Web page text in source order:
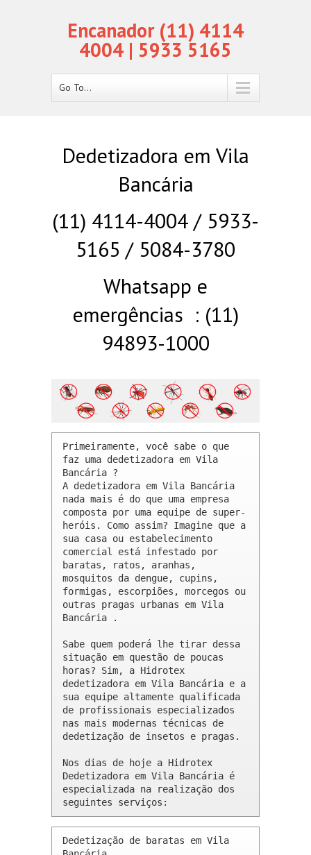
Encanador (11) 4114
4004 | 5933 5165
Go To...
Dedetizadora em Vila
Bancária
(11) 4114-4004 / 5933-
5165 / 5084-3780
Whatsapp e
emergências : (11)
94893-1000
Primeiramente, você sabe o que
faz uma dedetizadora em Vila
Bancária ?
A dedetizadora em Vila Bancária
nada mais é do que uma empresa
composta por uma equipe de super-
heróis. Como assim? Imagine que a
sua casa ou estabelecimento
comercial está infestado por
baratas, ratos, aranhas,
mosquitos da dengue, cupins,
formigas, escorpiões, morcegos ou
outras pragas urbanas em Vila
Bancária .
Sabe quem poderá lhe tirar dessa
situação em questão de poucas
horas? Sim, a Hidrotex
dedetizadora em Vila Bancária e a
sua equipe altamente qualificada
de profissionais especializados
nas mais modernas técnicas de
dedetização de insetos e pragas.
Nos dias de hoje a Hidrotex
Dedetizadora em Vila Bancária é
especializada na realização dos
seguintes serviços:
Dedetização de baratas em Vila